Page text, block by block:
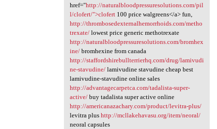
href="http://naturalbloodpressuresolutions.com/pil
l/clofert/">clofert100 price walgreens</a> fun,
http://thrombosedexternalhemorrhoids.com/metho
trexate/lowest price generic methotrexate
http://naturalbloodpressuresolutions.com/bromhex
ine/bromhexine from canada
http://staffordshirebullterrierhq.com/drug/lamivudi
ne-stavudine/lamivudine stavudine cheap best
lamivudine-stavudine online sales
http://advantagecarpetca.com/tadalista-super-
active/buy tadalista super active online
http://americanazachary.com/product/levitra-plus/
levitra plus http://mcllakehavasu.org/item/neoral/
neoral capsules